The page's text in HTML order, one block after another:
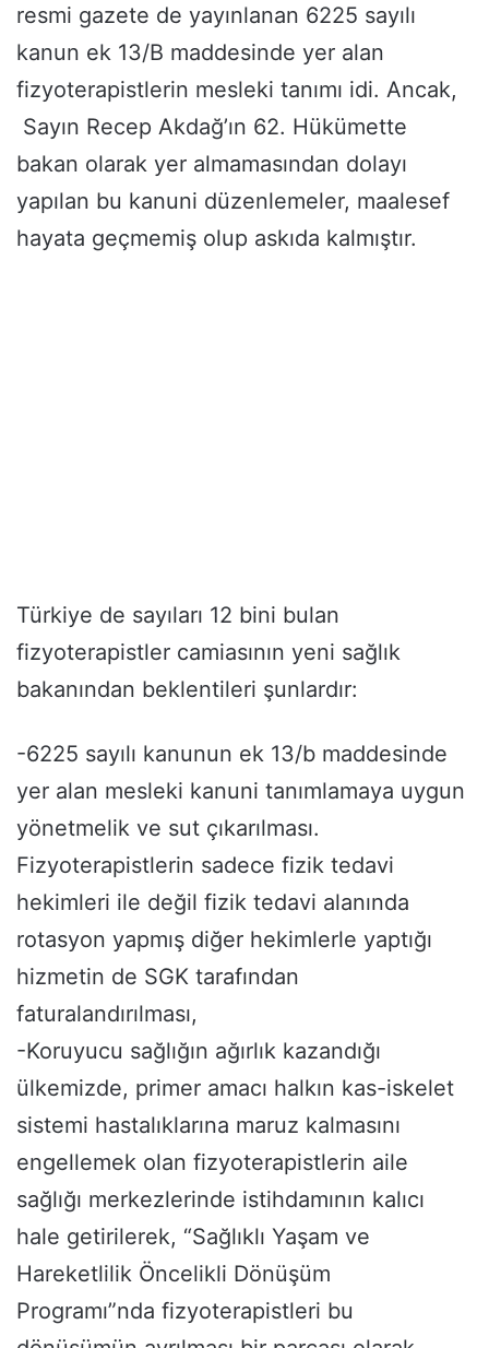
resmi gazete de yayınlanan 6225 sayılı
kanun ek 13/B maddesinde yer alan
fizyoterapistlerin mesleki tanımı idi. Ancak,
Sayın Recep Akdağ’ın 62. Hükümette
bakan olarak yer almamasından dolayı
yapılan bu kanuni düzenlemeler, maalesef
hayata geçmemiş olup askıda kalmıştır.
Türkiye de sayıları 12 bini bulan
fizyoterapistler camiasının yeni sağlık
bakanından beklentileri şunlardır:
-6225 sayılı kanunun ek 13/b maddesinde
yer alan mesleki kanuni tanımlamaya uygun
yönetmelik ve sut çıkarılması.
Fizyoterapistlerin sadece fizik tedavi
hekimleri ile değil fizik tedavi alanında
rotasyon yapmış diğer hekimlerle yaptığı
hizmetin de SGK tarafından
faturalandırılması,
-Koruyucu sağlığın ağırlık kazandığı
ülkemizde, primer amacı halkın kas-iskelet
sistemi hastalıklarına maruz kalmasını
engellemek olan fizyoterapistlerin aile
sağlığı merkezlerinde istihdamının kalıcı
hale getirilerek, “Sağlıklı Yaşam ve
Hareketlilik Öncelikli Dönüşüm
Programı”nda fizyoterapistleri bu